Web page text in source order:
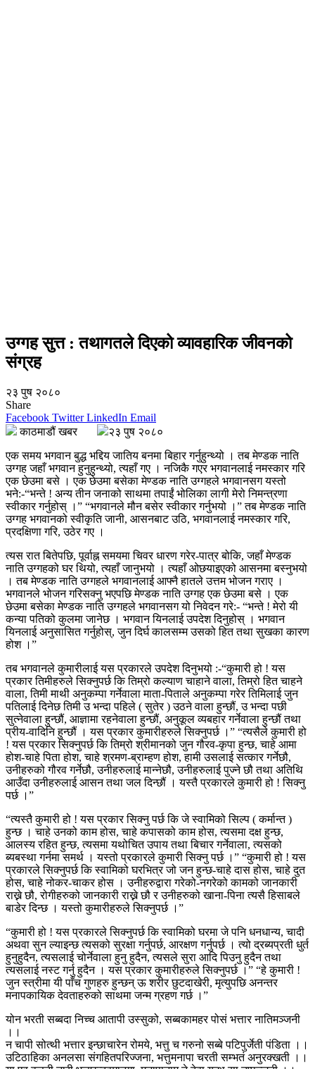
उग्गह सुत्त : तथागतले दिएको व्यावहारिक जीवनको
संग्रह
२३ पुष २०८०
Share
Facebook Twitter LinkedIn Email
काठमाडौं खबर
२३ पुष २०८०
एक समय भगवान बुद्ध भद्दिय जातिय बनमा बिहार गर्नुहुन्थ्यो । तब मेण्डक नाति
उग्गह जहाँ भगवान हुनुहुन्थ्यो, त्यहाँ गए । नजिकै गएर भगवानलाई नमस्कार गरि
एक छेउमा बसे । एक छेउमा बसेका मेण्डक नाति उग्गहले भगवानसग यस्तो
भने:-“भन्ते ! अन्य तीन जनाको साथमा तपाईं भोलिका लागी मेरो निमन्त्रणा
स्वीकार गर्नुहोस् ।” “भगवानले मौन बसेर स्वीकार गर्नुभयो ।” तब मेण्डक नाति
उग्गह भगवानको स्वीकृति जानी, आसनबाट उठि, भगवानलाई नमस्कार गरि,
प्रदक्षिणा गरि, उठेर गए ।
त्यस रात बितेपछि, पूर्वाह्न समयमा चिवर धारण गरेर-पात्र बोकि, जहाँ मेण्डक
नाति उग्गहको घर थियो, त्यहाँ जानुभयो । त्यहाँ ओछयाइएको आसनमा बस्नुभयो
। तब मेण्डक नाति उग्गहले भगवानलाई आफ्नै हातले उत्तम भोजन गराए ।
भगवानले भोजन गरिसक्नु भएपछि मेण्डक नाति उग्गह एक छेउमा बसे । एक
छेउमा बसेका मेण्डक नाति उग्गहले भगवानसग यो निवेदन गरे:- “भन्ते ! मेरो यी
कन्या पतिको कुलमा जानेछ । भगवान यिनलाई उपदेश दिनुहोस् । भगवान
यिनलाई अनुसासित गर्नुहोस्, जुन दिर्घ कालसम्म उसको हित तथा सुखका कारण
होश ।”
तब भगवानले कुमारीलाई यस प्रकारले उपदेश दिनुभयो :-“कुमारी हो ! यस
प्रकार तिमीहरुले सिक्नुपर्छ कि तिम्रो कल्याण चाहाने वाला, तिम्रो हित चाहने
वाला, तिमी माथी अनुकम्पा गर्नेवाला माता-पिताले अनुकम्पा गरेर तिमिलाई जुन
पतिलाई दिनेछ तिमी उ भन्दा पहिले ( सुतेर ) उठने वाला हुन्छौं, उ भन्दा पछी
सुत्नेवाला हुन्छौं, आज्ञामा रहनेवाला हुन्छौं, अनुकूल व्यबहार गर्नेवाला हुन्छौं तथा
प्रीय-वादिनि हुन्छौं । यस प्रकार कुमारीहरुले सिक्नुपर्छ ।” “त्यसैले कुमारी हो
! यस प्रकार सिक्नुपर्छ कि तिम्रो श्रीमानको जुन गौरव-कृपा हुन्छ, चाहे आमा
होश-चाहे पिता होश, चाहे श्रमण-ब्राम्हण होश, हामी उसलाई सत्कार गर्नेछौ,
उनीहरुको गौरव गर्नेछौ, उनीहरुलाई मान्नेछौ, उनीहरुलाई पुज्ने छौ तथा अतिथि
आउँदा उनीहरुलाई आसन तथा जल दिन्छौं । यस्तै प्रकारले कुमारी हो ! सिक्नु
पर्छ ।”
“त्यस्तै कुमारी हो ! यस प्रकार सिक्नु पर्छ कि जे स्वामिको सिल्प ( कर्मान्त )
हुन्छ । चाहे उनको काम होस, चाहे कपासको काम होस, त्यसमा दक्ष हुन्छ,
आलस्य रहित हुन्छ, त्यसमा यथोचित उपाय तथा बिचार गर्नेवाला, त्यसको
ब्यबस्था गर्नमा समर्थ । यस्तो प्रकारले कुमारी सिक्नु पर्छ ।” “कुमारी हो ! यस
प्रकारले सिक्नुपर्छ कि स्वामिको घरभित्र जो जन हुन्छ-चाहे दास होस, चाहे दुत
होस, चाहे नोकर-चाकर होस । उनीहरुद्वारा गरेको-नगरेको कामको जानकारी
राख्ने छौ, रोगीहरुको जानकारी राख्ने छौ र उनीहरुको खाना-पिना त्यसै हिसाबले
बाडेर दिन्छ । यस्तो कुमारीहरुले सिक्नुपर्छ ।”
“कुमारी हो ! यस प्रकारले सिक्नुपर्छ कि स्वामिको घरमा जे पनि धनधान्य, चादी
अथवा सुन ल्याइन्छ त्यसको सुरक्षा गर्नुपर्छ, आरक्षण गर्नुपर्छ । त्यो द्रब्यप्रती धुर्त
हुनुहुदैन, त्यसलाई चोर्नेवाला हुनु हुदैन, त्यसले सुरा आदि पिउनु हुदैन तथा
त्यसलाई नस्ट गर्नु हुदैन । यस प्रकार कुमारीहरुले सिक्नुपर्छ ।” “हे कुमारी !
जुन स्त्रीमा यी पाँच गुणहरु हुन्छन् ऊ शरीर छुटदाखेरी, मृत्युपछि अनन्तर
मनापकायिक देवताहरुको साथमा जन्म ग्रहण गर्छ ।”
योन भरती सब्बदा निच्च आतापी उस्सुको, सब्बकामहर पोसं भत्तार नातिमञ्जनी
।।
न चापी सोत्थी भत्तार इन्छाचारेन रोमये, भत्तु च गरुनो सब्बे पटिपुर्जेती पंडिता ।।
उटिठाहिका अनलसा संगहितपरिज्जना, भत्तुमनापा चरती सम्भतं अनुरक्खती ।।